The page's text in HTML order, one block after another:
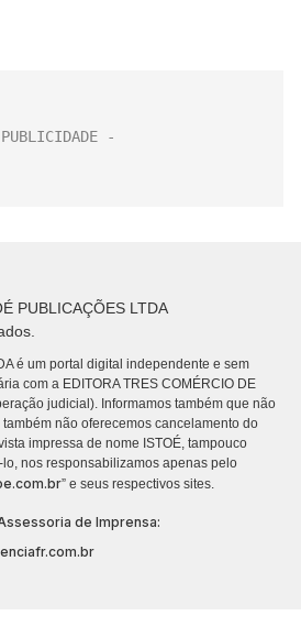
PUBLICAÇÕES LTDA
é um portal digital independente e sem
com a EDITORA TRES COMÉRCIO DE
judicial). Informamos também que não
não oferecemos cancelamento do
impressa de nome ISTOÉ, tampouco
nos responsabilizamos apenas pelo
” e seus respectivos sites.
de Imprensa: